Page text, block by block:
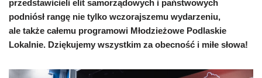
przedstawicieli elit samorządowych i państwowych
podniósł rangę nie tylko wczorajszemu wydarzeniu,
ale także całemu programowi Młodzieżowe Podlaskie
Lokalnie. Dziękujemy wszystkim za obecność i miłe słowa!